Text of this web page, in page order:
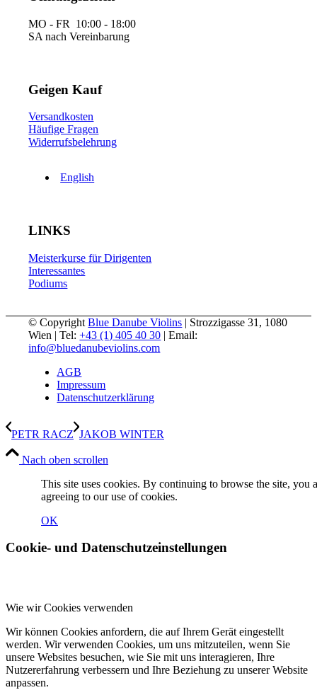
MO - FR 10:00 - 18:00
SA nach Vereinbarung
Geigen Kauf
Versandkosten
Häufige Fragen
Widerrufsbelehrung
English
LINKS
Meisterkurse für Dirigenten
Interessantes
Podiums
© CopyrightBlue Danube Violins | Strozzigasse 31, 1080
Wien | Tel:+43 (1) 405 40 30 | Email:
info@bluedanubeviolins.com
AGB
Impressum
Datenschutzerklärung
PETR RACZ JAKOB WINTER
Nach oben scrollen
This site uses cookies. By continuing to browse the site, you
agreeing to our use of cookies.
OK
Cookie- und Datenschutzeinstellungen
Wie wir Cookies verwenden
Wir können Cookies anfordern, die auf Ihrem Gerät eingestellt
werden. Wir verwenden Cookies, um uns mitzuteilen, wenn Sie
unsere Websites besuchen, wie Sie mit uns interagieren, Ihre
Nutzererfahrung verbessern und Ihre Beziehung zu unserer Website
anpassen.